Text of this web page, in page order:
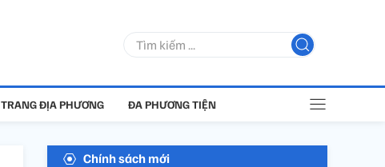
TRANG ĐỊA PHƯƠNG ĐA PHƯƠNG TIỆN
Chính sách mới